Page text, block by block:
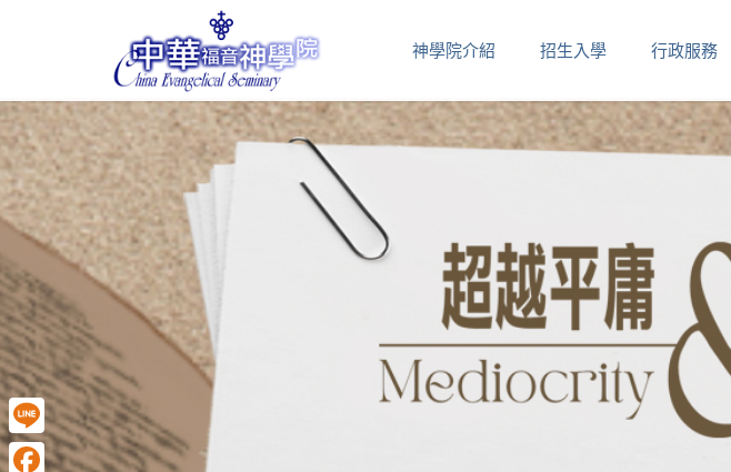
神學院介紹 招生入學 行政服務
Line